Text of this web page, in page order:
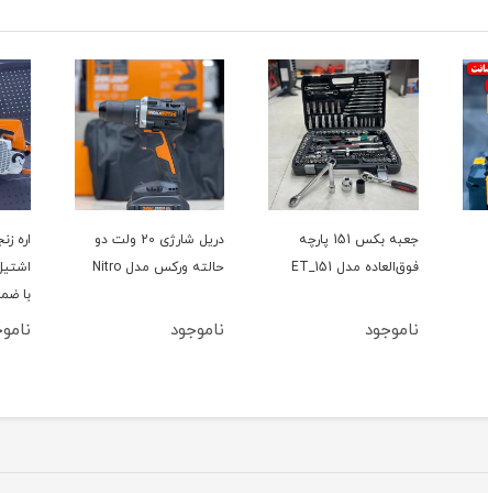
جعبه بکس 151 پارچه
فوق‌العاده مدل ET_151
ناموجود
دریل شارژی 20 ولت دو
حالته ورکس مدل Nitro
ناموجود
با